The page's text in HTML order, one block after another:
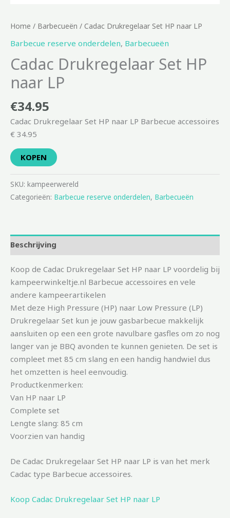
Home / Barbecueën / Cadac Drukregelaar Set HP naar LP
Barbecue reserve onderdelen, Barbecueën
Cadac Drukregelaar Set HP
naar LP
€34.95
Cadac Drukregelaar Set HP naar LP Barbecue accessoires
€ 34.95
KOPEN
SKU: kampeerwereld
Categorieën: Barbecue reserve onderdelen, Barbecueën
Beschrijving
Koop de Cadac Drukregelaar Set HP naar LP voordelig bij
kampeerwinkeltje.nl Barbecue accessoires en vele
andere kampeerartikelen
Met deze High Pressure (HP) naar Low Pressure (LP)
Drukregelaar Set kun je jouw gasbarbecue makkelijk
aansluiten op een een grote navulbare gasfles om zo nog
langer van je BBQ avonden te kunnen genieten. De set is
compleet met 85 cm slang en een handig handwiel dus
het omzetten is heel eenvoudig.
Productkenmerken:
Van HP naar LP
Complete set
Lengte slang: 85 cm
Voorzien van handig
De Cadac Drukregelaar Set HP naar LP is van het merk
Cadac type Barbecue accessoires.
Koop Cadac Drukregelaar Set HP naar LP